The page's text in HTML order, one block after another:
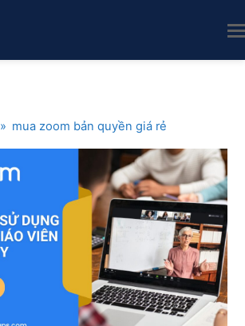
» mua zoom bản quyền giá rẻ